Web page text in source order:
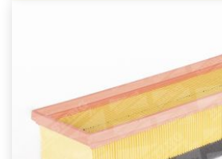
Ver producto